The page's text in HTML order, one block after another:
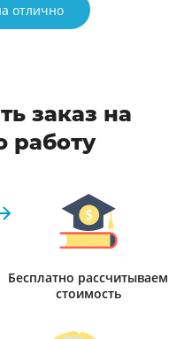
отлично
заказ на
работу
Бесплатно рассчитываем
стоимость